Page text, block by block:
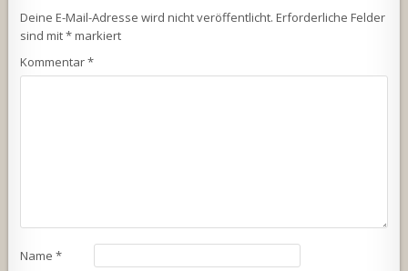
Deine E-Mail-Adresse wird nicht veröffentlicht. Erforderliche Felder
sind mit*markiert
Kommentar*
Name*